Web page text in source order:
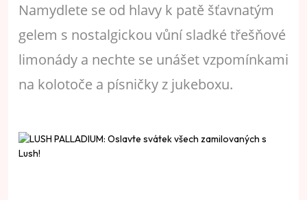
Namydlete se od hlavy k patě šťavnatým
gelem s nostalgickou vůní sladké třešňové
limonády a nechte se unášet vzpomínkami
na kolotoče a písničky z jukeboxu.